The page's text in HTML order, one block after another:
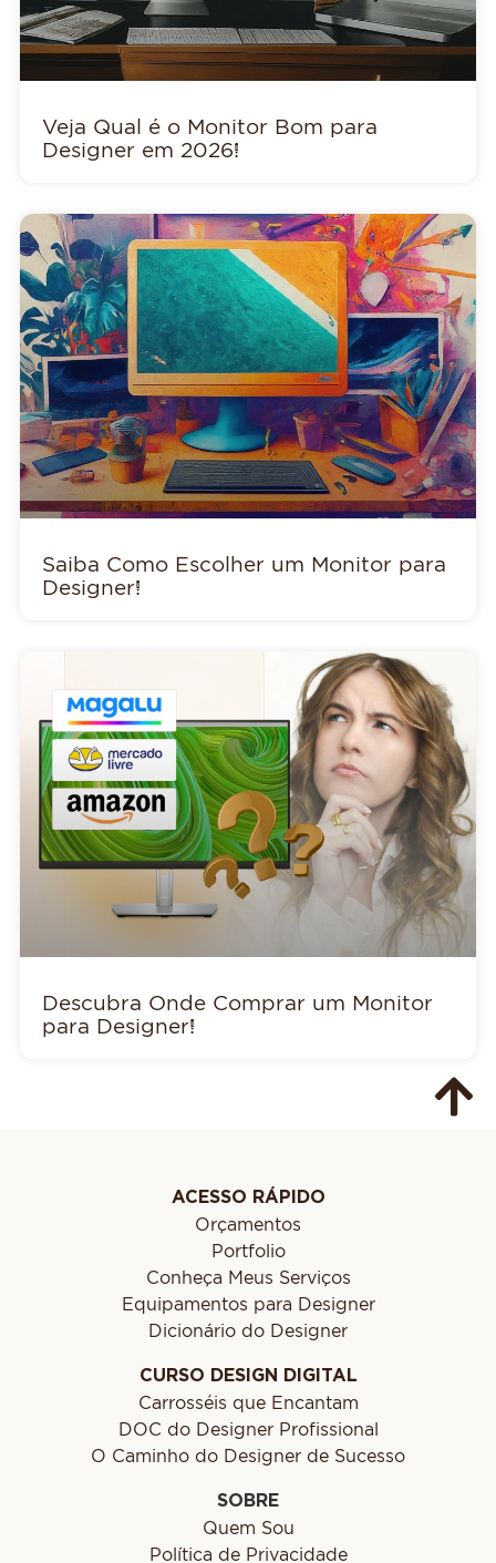
Veja Qual é o Monitor Bom para
Designer em 2026!
Saiba Como Escolher um Monitor para
Designer!
Descubra Onde Comprar um Monitor
para Designer!
ACESSO RÁPIDO
Orçamentos
Portfolio
Conheça Meus Serviços
Equipamentos para Designer
Dicionário do Designer
CURSO DESIGN DIGITAL
Carrosséis que Encantam
DOC do Designer Profissional
O Caminho do Designer de Sucesso
SOBRE
Quem Sou
Política de Privacidade